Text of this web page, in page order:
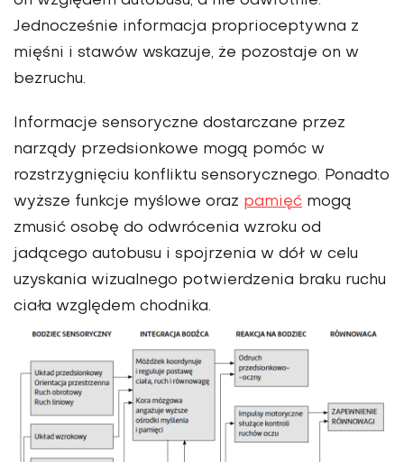
Jednocześnie informacja proprioceptywna z
mięśni i stawów wskazuje, że pozostaje on w
bezruchu.
Informacje sensoryczne dostarczane przez
narządy przedsionkowe mogą pomóc w
rozstrzygnięciu konfliktu sensorycznego. Ponadto
wyższe funkcje myślowe oraz pamięć mogą
zmusić osobę do odwrócenia wzroku od
jadącego autobusu i spojrzenia w dół w celu
uzyskania wizualnego potwierdzenia braku ruchu
ciała względem chodnika.